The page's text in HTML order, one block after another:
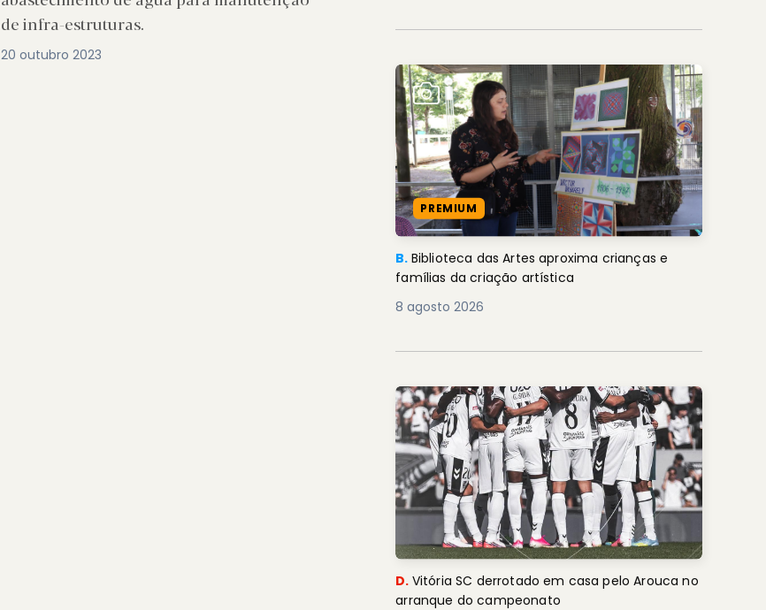
de infra-estruturas.
20 outubro 2023
PREMIUM
B. Biblioteca das Artes aproxima crianças e
famílias da criação artística
8 agosto 2026
D. Vitória SC derrotado em casa pelo Arouca no
arranque do campeonato